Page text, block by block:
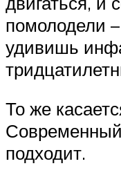
помолодели
удивишь
То же
подходит.